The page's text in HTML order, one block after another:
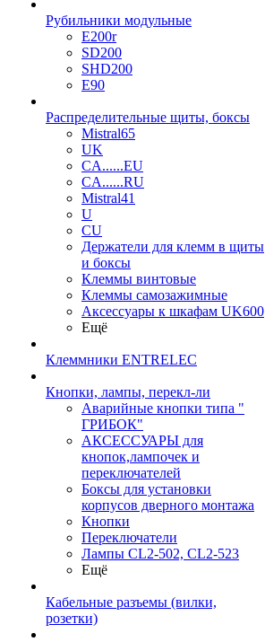
Рубильники модульные
E200r
SD200
SHD200
E90
Распределительные щиты, боксы
Mistral65
UK
CA......EU
CA......RU
Mistral41
U
CU
Держатели для клемм в щиты
и боксы
Клеммы винтовые
Клеммы самозажимные
Аксессуары к шкафам UK600
Ещё
Клеммники ENTRELEC
Кнопки, лампы, перекл-ли
Аварийные кнопки типа "
ГРИБОК"
АКСЕССУАРЫ для
кнопок,лампочек и
переключателей
Боксы для установки
корпусов дверного монтажа
Кнопки
Переключатели
Лампы CL2-502, CL2-523
Ещё
Кабельные разъемы (вилки,
розетки)